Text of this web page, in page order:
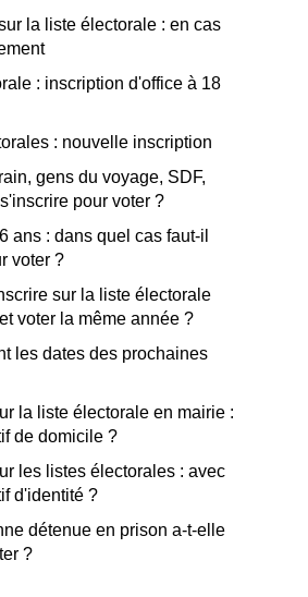
la liste électorale : en cas
: inscription d'office à 18
: nouvelle inscription
gens du voyage, SDF,
pour voter ?
ans : dans quel cas faut-il
voter ?
sur la liste électorale
voter la même année ?
les dates des prochaines
la liste électorale en mairie :
de domicile ?
les listes électorales : avec
d'identité ?
détenue en prison a-t-elle
?